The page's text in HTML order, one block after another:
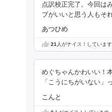
点訳校正完了。今回は
ブがいいと思う人もそ
あつひめ
21 人がナイス！しています
めぐちゃんかわいい！
「こうにちがいない」
こんと